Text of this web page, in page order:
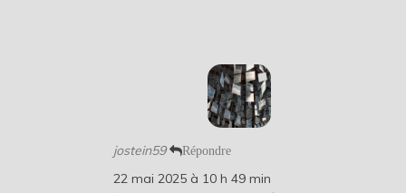
jostein59 Répondre
22 mai 2025 à 10 h 49 min